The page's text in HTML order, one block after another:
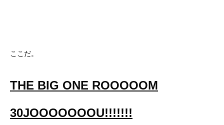
ここだ。
THE BIG ONE ROOOOOM
30JOOOOOOOU!!!!!!!